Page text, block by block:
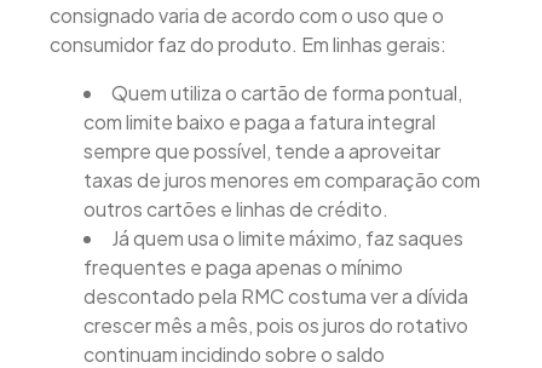
consignado varia de acordo com o uso que o
consumidor faz do produto. Em linhas gerais:
Quem utiliza o cartão de forma pontual,
com limite baixo e paga a fatura integral
sempre que possível, tende a aproveitar
taxas de juros menores em comparação com
outros cartões e linhas de crédito.
Já quem usa o limite máximo, faz saques
frequentes e paga apenas o mínimo
descontado pela RMC costuma ver a dívida
crescer mês a mês, pois os juros do rotativo
continuam incidindo sobre o saldo